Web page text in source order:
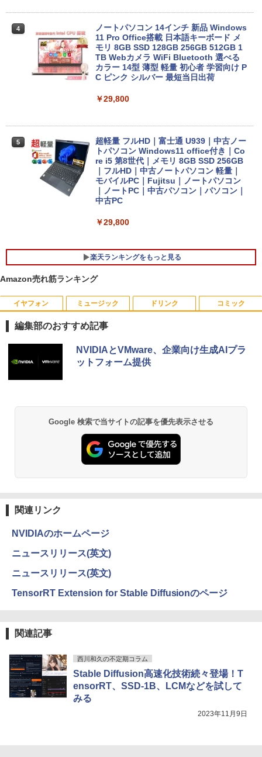
4
ノートパソコン 14インチ 新品 Windows
11 Pro Office搭載 日本語キーボード メ
モリ 8GB SSD 128GB 256GB 512GB 1
TB Webカメラ WiFi Bluetooth 選べる
カラー 14型 薄型 軽量 初心者 学習向け P
C ピンク シルバー 最短当日出荷
￥29,800
5
超軽量 フルHD｜富士通 U939｜中古ノー
トパソコン Windows11 office付き｜Co
re i5 第8世代｜メモリ 8GB SSD 256GB
｜フルHD｜中古ノートパソコン 軽量｜
モバイルPC｜Fujitsu｜ノートパソコン
｜ノートPC｜中古パソコン｜パソコン｜
中古PC
￥29,800
楽天ランキングをもっと見る
1
PHILIPS/フィリップス 241V8/11 / 23.8型
ワイド 液晶ディスプレイ FullHD/HDMI
ケーブル標準添付【中古/送料無料】※沖
￥5,500
液晶モニター 243V7Q フルHD(1920x10
80) スピーカー搭載 動作良品 中古
【3ケ月保証】
￥6,480
3
薄型 軽量 持ち運び 壁掛けに対応 Switc
SBType-C/標準HDMI対応【選べる種
￥8,980
4
蔵Rasp PI5 /PC/Macなど対応ポータブル
ディスプレイ (ブラック, 11.6)
￥9,280
1 なぜ、あの人のがんは消えたのか？
￥3,828
4
高校野球神奈川グラフ（2026） 第108回
全国高校野球選手権神奈川大会 [ 神奈川
新聞社 ]
￥2,200
￥792
Amazon売れ筋ランキング
イヤフォン
Anker Soundcore P40i ブラック
￥7,990
Anker Soundcore P31i ブラック
￥5,990
【2026年アップグレード版】AOKIMI ワイヤ
レスイヤホン bluetooth イヤホン V12 小型
るーとゅーす コードレス ENCノイズキャン
Xiaomi シャオミ REDMI Buds 8 Lite ワイヤ
レスイヤホン Bluetooth 5.4 ノイズキャンセ
リング ANC 36時間再生
ミュージック
BRUCE WAYNE feat. Flo Milli, ATL Jacob
[Explicit]
BRUCE WAYNE feat. Flo Milli, ATL Jacob
[Explicit]
￥250
On My Road (Stadium ver.)
￥250
￥250
ドリンク
【Amazon.co.jp限定】 い・ろ・は・す 2L P
ET ラベルレス ×8本
by Amazon 天然水 ラベルレス 500ml ×24本
富士山の天然水 バナジウム含有 水 ミネラル
ウォーター ペットボトル 静岡県産 500ミリリ
ットル (Smart Basic)
by Amazon 炭酸水 ラベルレス 500ml ×24本
art Basic)
ベルレス 650mlPET×24本
￥2,009
コミック
薬屋のひとりごと 17巻 (デジタル版ビッグガ
ンガンコミックス)
異世界居酒屋「のぶ」(22) (角川コミックス・
エース)
￥832
HUNTER×HUNTER モノクロ版 39 (ジャンプ
コミックスDIGITAL)
￥572
￥810
編集部のおすすめ記事
NVIDIAとVMware、企業向け生成AIプラ
ットフォーム提供
Google 検索で当サイトの記事を優先表示させる
関連リンク
NVIDIAのホームページ
ニュースリリース(英文)
ニュースリリース(英文)
TensorRT Extension for Stable Diffusionのページ
関連記事
西川和久の不定期コラム
Stable Diffusion高速化技術続々登場！T
ensorRT、SSD-1B、LCMなどを試して
みる
2023年11月9日